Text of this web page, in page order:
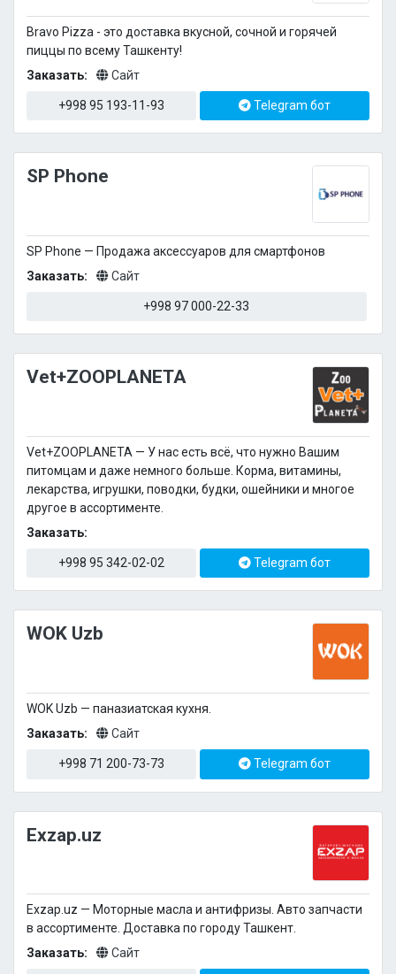
Bravo Pizza - это доставка вкусной, сочной и горячей
пиццы по всему Ташкенту!
Заказать:
Сайт
+998 95 193-11-93 Telegram бот
SP Phone
SP Phone — Продажа аксессуаров для смартфонов
Заказать:
Сайт
+998 97 000-22-33
Vet+ZOOPLANETA
Vet+ZOOPLANETA — У нас есть всё, что нужно Вашим
питомцам и даже немного больше. Корма, витамины,
лекарства, игрушки, поводки, будки, ошейники и многое
другое в ассортименте.
Заказать:
+998 95 342-02-02 Telegram бот
WOK Uzb
WOK Uzb — паназиатская кухня.
Заказать:
Сайт
+998 71 200-73-73 Telegram бот
Exzap.uz
Exzap.uz — Моторные масла и антифризы. Авто запчасти
в ассортименте. Доставка по городу Ташкент.
Заказать:
Сайт